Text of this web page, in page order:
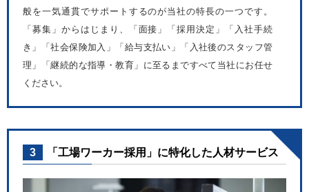
般を一気通貫でサポートするのが当社の特長の一つです。
「募集」からはじまり、「面接」「採用決定」「入社手続
き」「社会保険加入」「給与支払い」「入社後のスタッフ管
理」「継続的な指導・教育」に至るまですべて当社にお任せ
ください。
3 「工場ワーカー採用」に特化した人材サービス